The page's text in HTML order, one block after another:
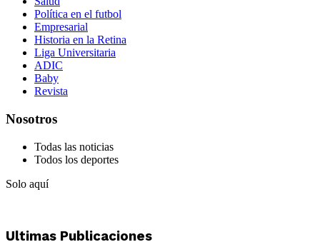
Política en el futbol
Empresarial
Historia en la Retina
Liga Universitaria
ADIC
Baby
Revista
Nosotros
Todas las noticias
Todos los deportes
Solo aquí
Ultimas Publicaciones